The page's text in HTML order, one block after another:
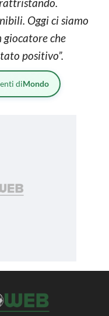
Oggi ci siamo
che
positivo”.
diMondo